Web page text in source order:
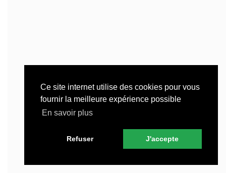
Ce site internet utilise des cookies pour vous
fournir la meilleure expérience possible
En savoir plus
Refuser J'accepte